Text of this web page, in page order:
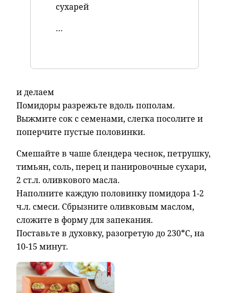
сухарей
…
и делаем
Помидоры разрежьте вдоль пополам.
Выжмите сок с семенами, слегка посолите и
поперчите пустые половинки.
Смешайте в чаше блендера чеснок, петрушку,
тимьян, соль, перец и панировочные сухари,
2 ст.л. оливкового масла.
Наполните каждую половинку помидора 1-2
ч.л. смеси. Сбрызните оливковым маслом,
сложите в форму для запекания.
Поставьте в духовку, разогретую до 230*С, на
10-15 минут.